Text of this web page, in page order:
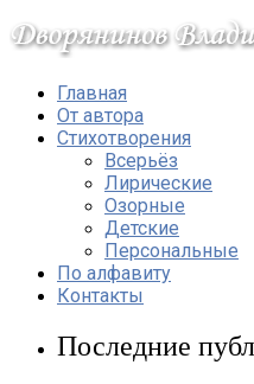
Главная
От автора
Стихотворения
Всерьёз
Лирические
Озорные
Детские
Персональные
По алфавиту
Контакты
Последние